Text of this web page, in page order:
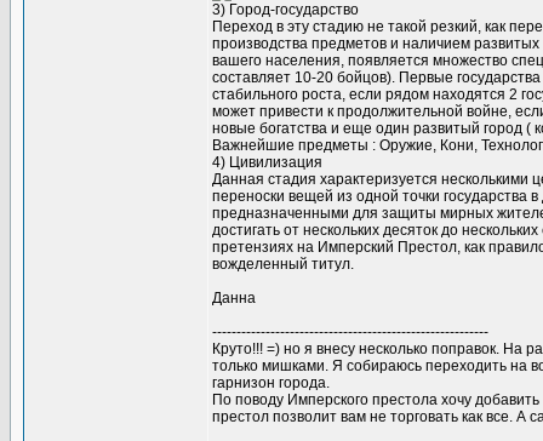
3) Город-государство
Переход в эту стадию не такой резкий, как
производства предметов и наличием
вашего населения, появляется множество
составляет 10-20 бойцов). Первые
стабильного роста, если рядом находятся 2
может привести к продолжительной войне,
новые богатства и еще один развитый город
Важнейшие предметы : Оружие, Кони,
4) Цивилизация
Данная стадия характеризуется несколькими
переноски вещей из одной точки государства
предназначенными для защиты мирных
достигать от нескольких десяток до
претензиях на Имперский Престол, как
вожделенный титул.
Данна
---------------------------------------------------------
Круто!!! =) но я внесу несколько поправок. На
только мишками. Я собираюсь переходить на
гарнизон города.
По поводу Имперского престола хочу
престол позволит вам не торговать как все. А